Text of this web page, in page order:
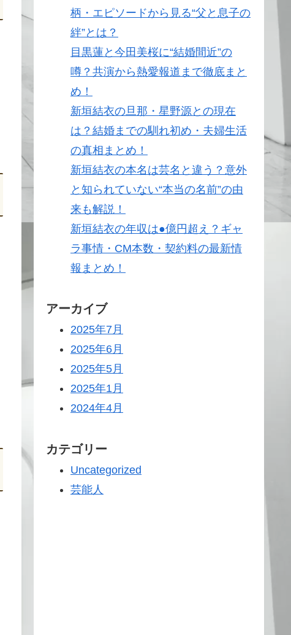
柄・エピソードから見る“父と息子の
絆”とは？
目黒蓮と今田美桜に“結婚間近”の
噂？共演から熱愛報道まで徹底まと
め！
新垣結衣の旦那・星野源との現在
は？結婚までの馴れ初め・夫婦生活
の真相まとめ！
新垣結衣の本名は芸名と違う？意外
と知られていない“本当の名前”の由
来も解説！
新垣結衣の年収は●億円超え？ギャ
ラ事情・CM本数・契約料の最新情
報まとめ！
アーカイブ
2025年7月
2025年6月
2025年5月
2025年1月
2024年4月
カテゴリー
Uncategorized
芸能人